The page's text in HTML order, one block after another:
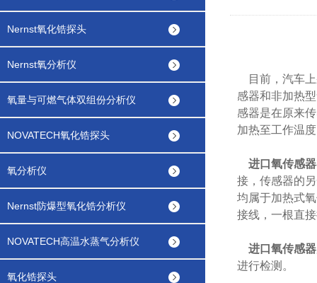
Nernst氧化锆探头
Nernst氧分析仪
氧量与可燃气体双组份分析仪
NOVATECH氧化锆探头
氧分析仪
Nernst防爆型氧化锆分析仪
NOVATECH高温水蒸气分析仪
氧化锆探头
目前，汽车
感器和非加热
感器是在原来
加热至工作温
进口氧传感器
接，传感器的
均属于加热式
接线，一根直
进口氧传感器
进行检测。